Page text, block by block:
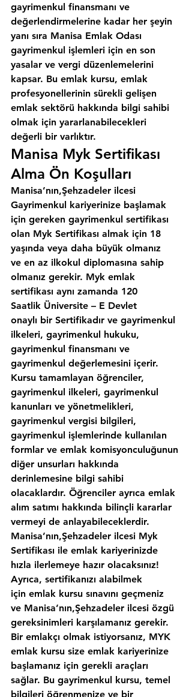
gayrimenkul finansmanı ve
değerlendirmelerine kadar her şeyin
yanı sıra Manisa Emlak Odası
gayrimenkul işlemleri için en son
yasalar ve vergi düzenlemelerini
kapsar. Bu emlak kursu, emlak
profesyonellerinin sürekli gelişen
emlak sektörü hakkında bilgi sahibi
olmak için yararlanabilecekleri
değerli bir varlıktır.
Manisa Myk Sertifikası
Alma Ön Koşulları
Manisa’nın,Şehzadeler ilcesi
Gayrimenkul kariyerinize başlamak
için gereken gayrimenkul sertifikası
olan Myk Sertifikası almak için 18
yaşında veya daha büyük olmanız
ve en az ilkokul diplomasına sahip
olmanız gerekir. Myk emlak
sertifikası aynı zamanda 120
Saatlik Üniversite – E Devlet
onaylı bir Sertifikadır ve gayrimenkul
ilkeleri, gayrimenkul hukuku,
gayrimenkul finansmanı ve
gayrimenkul değerlemesini içerir.
Kursu tamamlayan öğrenciler,
gayrimenkul ilkeleri, gayrimenkul
kanunları ve yönetmelikleri,
gayrimenkul vergisi bilgileri,
gayrimenkul işlemlerinde kullanılan
formlar ve emlak komisyonculuğunun
diğer unsurları hakkında
derinlemesine bilgi sahibi
olacaklardır. Öğrenciler ayrıca emlak
alım satımı hakkında bilinçli kararlar
vermeyi de anlayabileceklerdir.
Manisa’nın,Şehzadeler ilcesi Myk
Sertifikası ile emlak kariyerinizde
hızla ilerlemeye hazır olacaksınız!
Ayrıca, sertifikanızı alabilmek
için emlak kursu sınavını geçmeniz
ve Manisa’nın,Şehzadeler ilcesi özgü
gereksinimleri karşılamanız gerekir.
Bir emlakçı olmak istiyorsanız, MYK
emlak kursu size emlak kariyerinize
başlamanız için gerekli araçları
sağlar. Bu gayrimenkul kursu, temel
bilgileri öğrenmenize ve bir